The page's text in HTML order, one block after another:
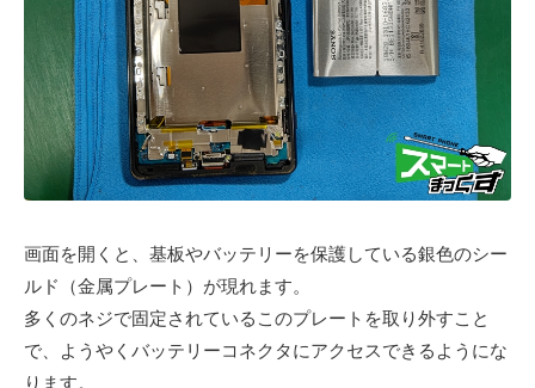
画面を開くと、基板やバッテリーを保護している銀色のシー
ルド（金属プレート）が現れます。
多くのネジで固定されているこのプレートを取り外すこと
で、ようやくバッテリーコネクタにアクセスできるようにな
ります。